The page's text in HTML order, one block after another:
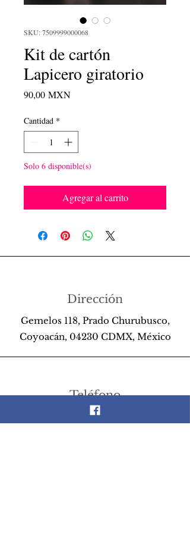
SKU: 7509999000068
Kit de cartón
Lapicero giratorio
90,00 MXNPrecio
Cantidad *
Solo 6 disponible(s)
Agregar al carrito
Dirección
Gemelos 118, Prado Churubusco,
Coyoacán, 04230 CDMX, México
Teléfono
55 26 89 13 14